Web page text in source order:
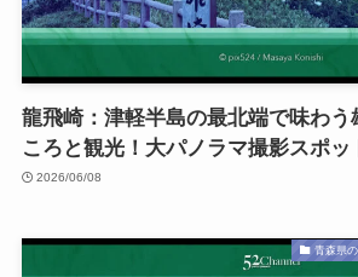
龍飛崎：津軽半島の最北端で味わ
ころと観光！大パノラマ撮影スポッ
2026/06/08
青森県